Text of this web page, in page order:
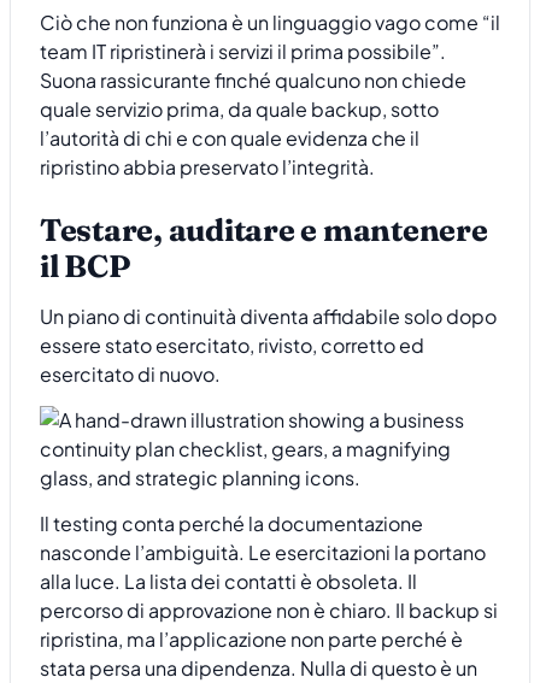
Ciò che non funziona è un linguaggio vago come “il
team IT ripristinerà i servizi il prima possibile”.
Suona rassicurante finché qualcuno non chiede
quale servizio prima, da quale backup, sotto
l’autorità di chi e con quale evidenza che il
ripristino abbia preservato l’integrità.
Testare, auditare e mantenere
il BCP
Un piano di continuità diventa affidabile solo dopo
essere stato esercitato, rivisto, corretto ed
esercitato di nuovo.
Il testing conta perché la documentazione
nasconde l’ambiguità. Le esercitazioni la portano
alla luce. La lista dei contatti è obsoleta. Il
percorso di approvazione non è chiaro. Il backup si
ripristina, ma l’applicazione non parte perché è
stata persa una dipendenza. Nulla di questo è un